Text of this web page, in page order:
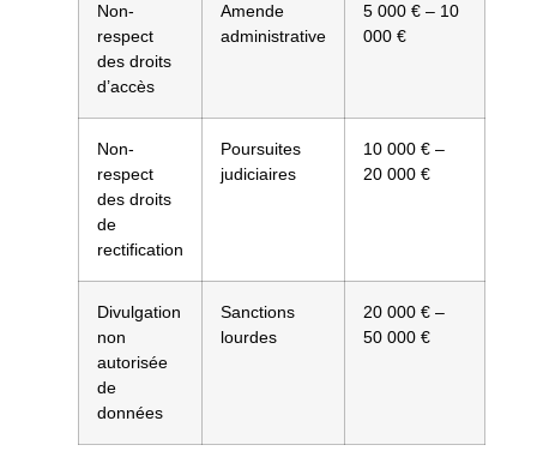
Non-
respect
des droits
d’accès
Amende
administrative
5 000 € – 10
000 €
Non-
respect
des droits
de
rectification
Poursuites
judiciaires
10 000 € –
20 000 €
Divulgation
non
autorisée
de
données
Sanctions
lourdes
20 000 € –
50 000 €